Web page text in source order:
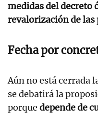
medidas del decreto
revalorización de las
Fecha por
Aún no está cerrada
se debatirá la
porque depende de